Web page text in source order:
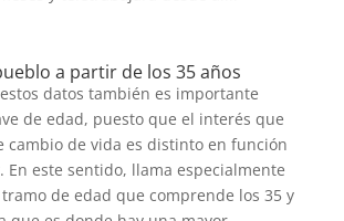
a partir de los 35 años
datos también es importante
de edad, puesto que el interés que
cambio de vida es distinto en función
En este sentido, llama especialmente
de edad que comprende los 35 y